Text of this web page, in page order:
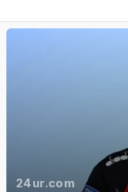
24ur.com